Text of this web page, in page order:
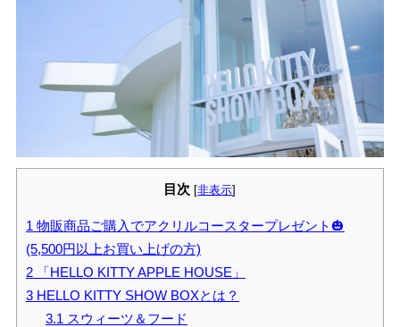
目次 [非表示]
1 物販商品ご購入でアクリルコースタープレゼント🎃
(5,500円以上お買い上げの方)
2「HELLO KITTY APPLE HOUSE」
3HELLO KITTY SHOW BOXとは？
3.1 スウィーツ＆フード